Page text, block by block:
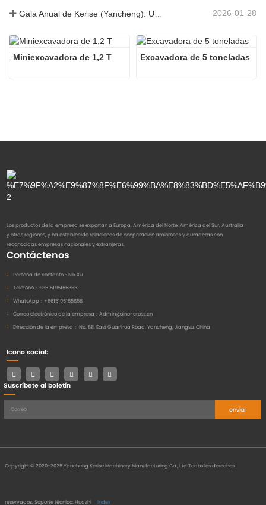
2026-01-28
Miniexcavadora de 1,2 T Excavadora de 5 toneladas
Los productos de la empresa se exportan a Europa, América del Norte, América del Sur, Australia
y otras regiones, y ha establecido relaciones de cooperación amistosas y duraderas con
reconocidas empresas nacionales y extranjeras.
Contáctenos
Persona de contacto： Nik Xu
Teléfono： +8615195155858
WhatsApp： +8615195155858
Correo electrónico de la empresa： Admin@sino-cross.cn
Dirección de la empresa： No. 88, East Guanhua Road, Yancheng, Jiangsu, China
Icono social:
Suscríbete al boletín
enviar
Copyright © 2020-2025 Yancheng Kerise Machinery Manufacturing Co., Ltd Todos los derechos
reservados.Soporte técnico: Huazhi Index